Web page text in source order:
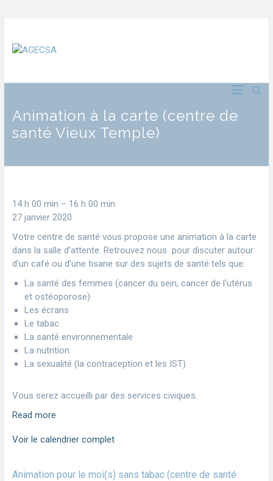
Animation à la carte (centre de
santé Vieux Temple)
14 h 00 min – 16 h 00 min
27 janvier 2020
Votre centre de santé vous propose une animation à la carte
dans la salle d'attente. Retrouvez nous pour discuter autour
d'un café ou d'une tisane sur des sujets de santé tels que:
La santé des femmes (cancer du sein, cancer de l'utérus
et ostéoporose)
Les écrans
Le tabac
La santé environnementale
La nutrition
La sexualité (la contraception et les IST)
Vous serez accueilli par des services civiques.
Read more
Voir le calendrier complet
Animation pour le moi(s) sans tabac (centre de santé